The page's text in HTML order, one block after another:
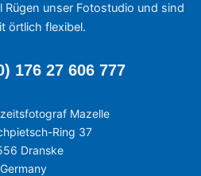
Rügen unser Fotostudio und sind
örtlich flexibel.
176 27 606 777
Mazelle
Ring 37
Dranske
Germany